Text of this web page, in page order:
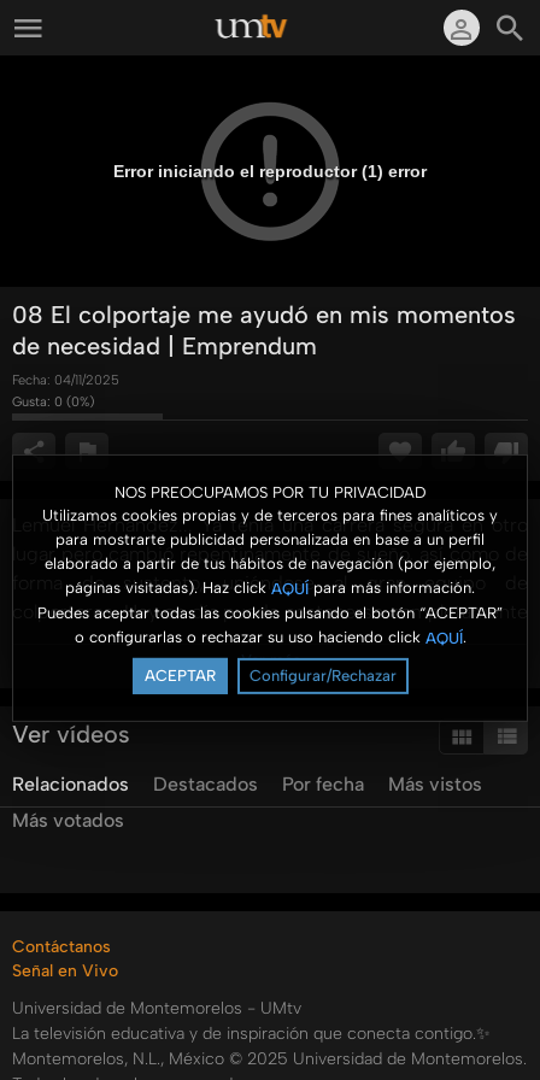
NOS PREOCUPAMOS POR TU PRIVACIDAD
Utilizamos cookies propias y de terceros para fines analíticos y
para mostrarte publicidad personalizada en base a un perfil
elaborado a partir de tus hábitos de navegación (por ejemplo,
páginas visitadas). Haz click AQUÍ para más información.
Puedes aceptar todas las cookies pulsando el botón “ACEPTAR”
o configurarlas o rechazar su uso haciendo click AQUÍ.
ACEPTAR Configurar/Rechazar
Error iniciando el reproductor (1) error
08 El colportaje me ayudó en mis momentos
de necesidad | Emprendum
Fecha: 04/11/2025
Gusta: 0 (0%)
Lemuel Hernández... Ya tenía una carrera segura en otro
lugar pero cambió repentinamente de sueño, así como de
forma de sustento, uniéndose al gran equipo de
colportores. Hoy en día puede sostenerse completamente
gracias al colportaje.
Tags:
colportaje estudiantil palabra escrita
necesidad
extrema lemuel hernandez me casaria de nuevo
contigo
Ver más
Ver vídeos
Relacionados Destacados Por fecha
Más vistos
Más votados
Contáctanos
Señal en Vivo
Universidad de Montemorelos - UMtv
La televisión educativa y de inspiración que conecta contigo.✨
Montemorelos, N.L., México © 2025 Universidad de Montemorelos.